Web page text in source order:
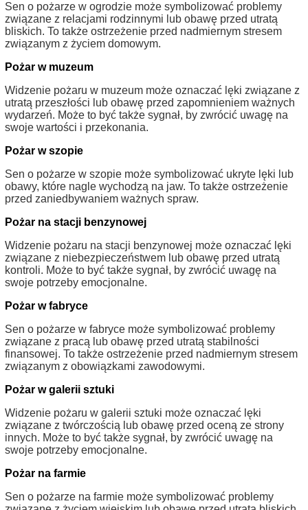
Sen o pożarze w ogrodzie może symbolizować problemy
związane z relacjami rodzinnymi lub obawę przed utratą
bliskich. To także ostrzeżenie przed nadmiernym stresem
związanym z życiem domowym.
Pożar w muzeum
Widzenie pożaru w muzeum może oznaczać lęki związane z
utratą przeszłości lub obawę przed zapomnieniem ważnych
wydarzeń. Może to być także sygnał, by zwrócić uwagę na
swoje wartości i przekonania.
Pożar w szopie
Sen o pożarze w szopie może symbolizować ukryte lęki lub
obawy, które nagle wychodzą na jaw. To także ostrzeżenie
przed zaniedbywaniem ważnych spraw.
Pożar na stacji benzynowej
Widzenie pożaru na stacji benzynowej może oznaczać lęki
związane z niebezpieczeństwem lub obawę przed utratą
kontroli. Może to być także sygnał, by zwrócić uwagę na
swoje potrzeby emocjonalne.
Pożar w fabryce
Sen o pożarze w fabryce może symbolizować problemy
związane z pracą lub obawę przed utratą stabilności
finansowej. To także ostrzeżenie przed nadmiernym stresem
związanym z obowiązkami zawodowymi.
Pożar w galerii sztuki
Widzenie pożaru w galerii sztuki może oznaczać lęki
związane z twórczością lub obawę przed oceną ze strony
innych. Może to być także sygnał, by zwrócić uwagę na
swoje potrzeby emocjonalne.
Pożar na farmie
Sen o pożarze na farmie może symbolizować problemy